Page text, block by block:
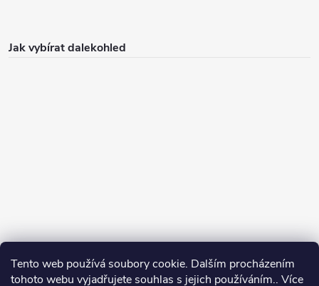
Tento web používá soubory cookie. Dalším procházením
tohoto webu vyjadřujete souhlas s jejich používáním.. Více
Jak vybírat dalekohled
Jak vybírat puškohled